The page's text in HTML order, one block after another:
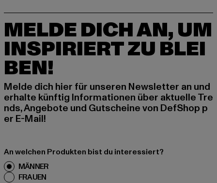
MELDE DICH AN, UM
INSPIRIERT ZU BLEI
BEN!
Melde dich hier für unseren Newsletter an und
erhalte künftig Informationen über aktuelle Tre
nds, Angebote und Gutscheine von DefShop p
er E-Mail!
An welchen Produkten bist du interessiert?
MÄNNER
FRAUEN